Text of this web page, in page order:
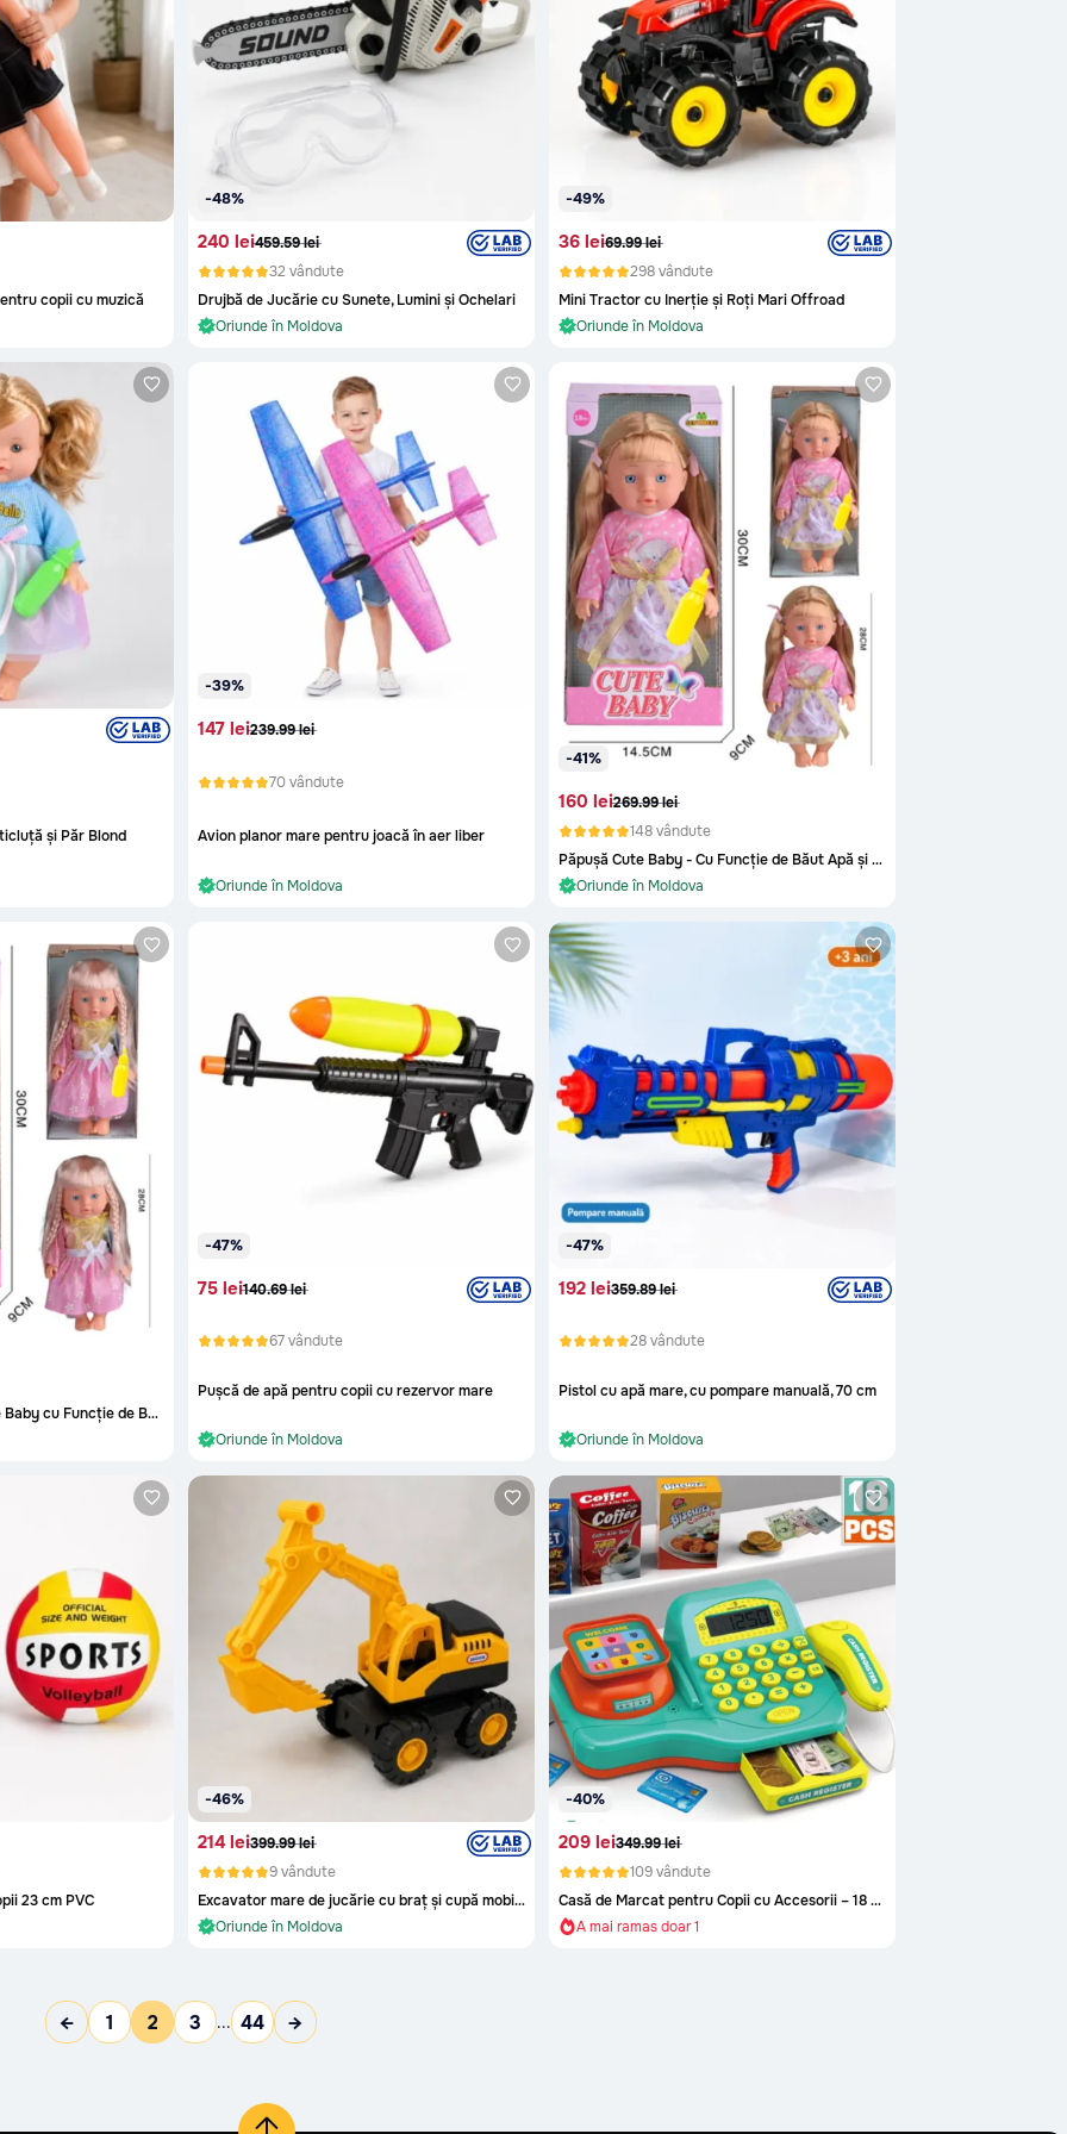
copii cu muzică
-48%
240 lei459.59 lei
32 vândute
Drujbă de Jucărie cu Sunete, Lumini și Ochelari
În stoc și gata de livrare
În stoc și gata de livrare
-49%
36 lei69.99 lei
298 vândute
Mini Tractor cu Inerție și Roți Mari Offroad
În stoc și gata de livrare
Oriunde în Moldova
și Păr Blond
-39%
147 lei239.99 lei
70 vândute
Avion planor mare pentru joacă în aer liber
În stoc și gata de livrare
-41%
160 lei269.99 lei
148 vândute
Păpușă Cute Baby - Cu Funcție de Băut Apă și Sticluță, 30 cm
În stoc și gata de livrare
Oriunde în Moldova
Păpușa Interactivă Cute Baby cu Funcție de Băut și Pipi
-47%
75 lei140.69 lei
67 vândute
Pușcă de apă pentru copii cu rezervor mare
În stoc și gata de livrare
-47%
192 lei359.89 lei
28 vândute
Pistol cu apă mare, cu pompare manuală, 70 cm
În stoc și gata de livrare
23 cm PVC
-46%
214 lei399.99 lei
9 vândute
Excavator mare de jucărie cu braț și cupă mobile
În stoc și gata de livrare
-40%
209 lei349.99 lei
109 vândute
Casă de Marcat pentru Copii cu Accesorii – 18 Piese
A mai ramas doar 1
A mai ramas doar 1
← 1 2 3 ... 44 →